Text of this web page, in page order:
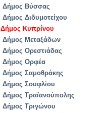
Δήμος Βύσσας
Δήμος Διδυμοτείχου
Δήμος Κυπρίνου
Δήμος Μεταξάδων
Δήμος Ορεστιάδας
Δήμος Ορφέα
Δήμος Σαμοθράκης
Δήμος Σουφλίου
Δήμος Τραϊανούπολης
Δήμος Τριγώνου